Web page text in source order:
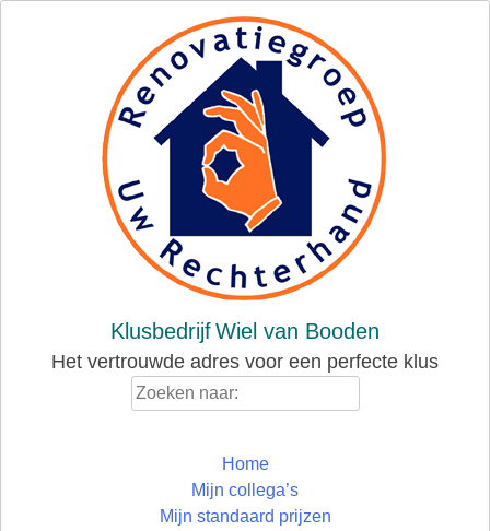
KlusbedrijfWiel van Booden
Het vertrouwde adres voor een perfecte klus
Home
Mijn collega’s
Mijn standaard prijzen